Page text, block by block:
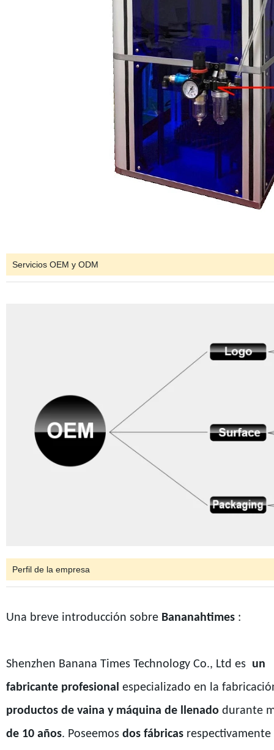
Servicios OEM y ODM
Perfil de la empresa
Una breve introducción sobreBananahtimes:
Shenzhen Banana Times Technology Co., Ltd es un
fabricante profesional especializado en la
productos de vaina y máquina de llenadodurante
de 10 años. Poseemos dos fábricasrespectivamente